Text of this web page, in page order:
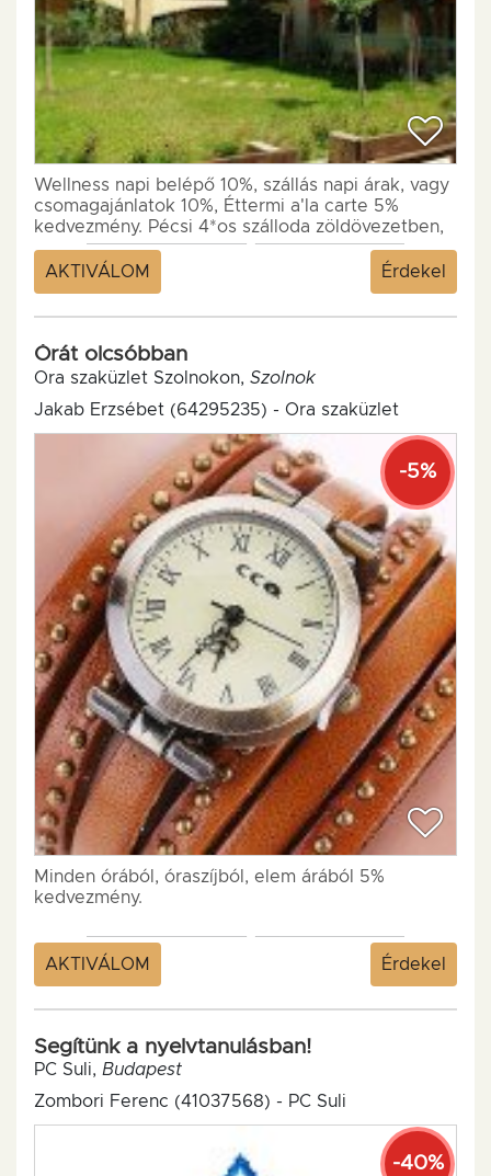
Wellness napi belépő 10%, szállás napi árak, vagy
csomagajánlatok 10%, Éttermi a'la carte 5%
kedvezmény. Pécsi 4*os szálloda zöldövezetben,
az...
AKTIVÁLOM
Érdekel
Órát olcsóbban
Óra szaküzlet Szolnokon, Szolnok
Jakab Erzsébet (64295235) - Óra szaküzlet
-5%
Minden órából, óraszíjból, elem árából 5%
kedvezmény.
AKTIVÁLOM Érdekel
Segítünk a nyelvtanulásban!
PC Suli, Budapest
Zombori Ferenc (41037568) - PC Suli
-40%